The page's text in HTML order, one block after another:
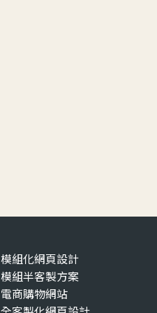
模組化網頁設計
模組半客製方案
電商購物網站